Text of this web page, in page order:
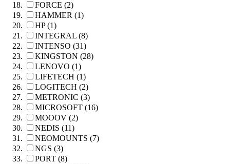
FORCE (2)
HAMMER (1)
HP (1)
INTEGRAL (8)
INTENSO (31)
KINGSTON (28)
LENOVO (1)
LIFETECH (1)
LOGITECH (2)
METRONIC (3)
MICROSOFT (16)
MOOOV (2)
NEDIS (11)
NEOMOUNTS (7)
NGS (3)
PORT (8)